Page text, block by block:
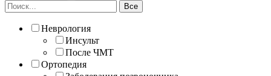
Все
Неврология
Инсульт
После ЧМТ
Ортопедия